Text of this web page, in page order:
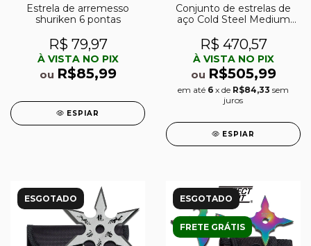
Estrela de arremesso
shuriken 6 pontas
R$ 79,97
À VISTA NO PIX
ou R$85,99
ESPIAR
Conjunto de estrelas de
aço Cold Steel Medium
R$ 470,57
À VISTA NO PIX
ou R$505,99
em até 6 x de R$84,33 sem
juros
ESPIAR
ESGOTADO ESGOTADO
FRETE GRÁTIS